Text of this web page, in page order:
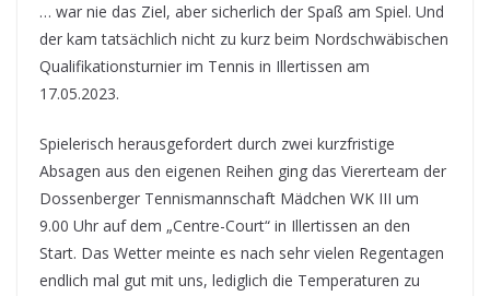
… war nie das Ziel, aber sicherlich der Spaß am Spiel. Und
der kam tatsächlich nicht zu kurz beim Nordschwäbischen
Qualifikationsturnier im Tennis in Illertissen am
17.05.2023.
Spielerisch herausgefordert durch zwei kurzfristige
Absagen aus den eigenen Reihen ging das Viererteam der
Dossenberger Tennismannschaft Mädchen WK III um
9.00 Uhr auf dem „Centre-Court“ in Illertissen an den
Start. Das Wetter meinte es nach sehr vielen Regentagen
endlich mal gut mit uns, lediglich die Temperaturen zu